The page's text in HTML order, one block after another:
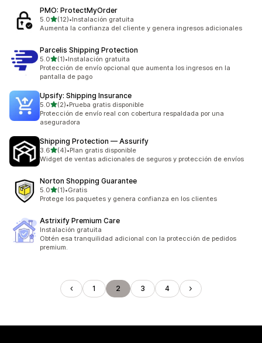
PMO: ProtectMyOrder
5.0de 5 estrellas
(12)
12 reseñas en total
•Instalación gratuita
Aumenta la confianza del cliente y genera ingresos adicionales
Parcelis Shipping Protection
5.0de 5 estrellas
(1)
1 reseñas en total
•Instalación gratuita
Protección de envío opcional que aumenta los ingresos en la
pantalla de pago
Upsify: Shipping Insurance
5.0de 5 estrellas
(2)
2 reseñas en total
•Prueba gratis disponible
Protección de envío real con cobertura respaldada por una
aseguradora
Shipping Protection — Assurify
3.6de 5 estrellas
(4)
4 reseñas en total
•Plan gratis disponible
Widget de ventas adicionales de seguros y protección de envíos
Norton Shopping Guarantee
5.0de 5 estrellas
(1)
1 reseñas en total
•Gratis
Protege los paquetes y genera confianza en los clientes
Astrixify Premium Care
Instalación gratuita
Obtén esa tranquilidad adicional con la protección de pedidos
premium.
1 2 3 4